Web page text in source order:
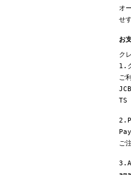
オ
せ
お
ク
1.
ご
TS
ご